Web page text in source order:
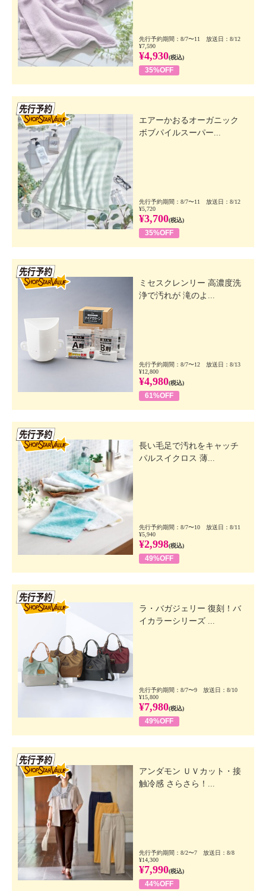
先行予約期間：8/7〜11 放送日：8/12
¥7,590
¥4,930(税込)
35%OFF
エアーかおるオーガニック
ボブパイルスーパー...
先行予約期間：8/7〜11 放送日：8/12
¥5,720
¥3,700(税込)
35%OFF
ミセスクレンリー 高濃度洗
浄で汚れが 滝のよ...
先行予約期間：8/7〜12 放送日：8/13
¥12,800
¥4,980(税込)
61%OFF
長い毛足で汚れをキャッチ
パルスイクロス 薄...
先行予約期間：8/7〜10 放送日：8/11
¥5,940
¥2,998(税込)
49%OFF
ラ・バガジェリー 復刻！バ
イカラーシリーズ ...
先行予約期間：8/7〜9 放送日：8/10
¥15,800
¥7,980(税込)
49%OFF
アンダモン ＵＶカット・接
触冷感 さらさら！...
先行予約期間：8/2〜7 放送日：8/8
¥14,300
¥7,990(税込)
44%OFF